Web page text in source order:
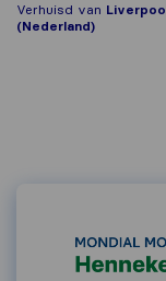
Verhuisd van
(Nederland)